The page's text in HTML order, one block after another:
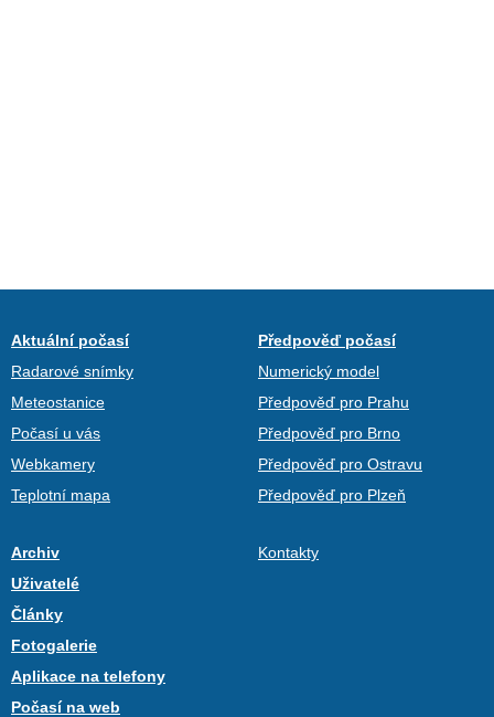
Aktuální počasí
Radarové snímky
Meteostanice
Počasí u vás
Webkamery
Teplotní mapa
Předpověď počasí
Numerický model
Předpověď pro Prahu
Předpověď pro Brno
Předpověď pro Ostravu
Předpověď pro Plzeň
Archiv
Uživatelé
Články
Fotogalerie
Aplikace na telefony
Počasí na web
Kontakty